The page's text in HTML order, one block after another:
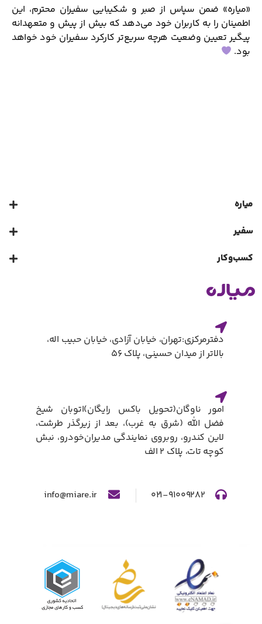
«میاره» ضمن سپاس از صبر و شکیبایی سفیران محترم، این
اطمینان را به کاربران خود می‌دهد که بیش از پیش و متعهدانه
پیگیر تعیین وضعیت هرچه سریع‌تر کارکرد سفیران خود خواهد
بود.
میاره
سفیر
کسب‌و‌کار
دفترمرکزی:تهران، خیابان آزادی، خیابان حبیب اله،
بالاتر از میدان حسینی، پلاک ۵۶
امور ناوگان(تحویل باکس رایگان)​اتوبان شیخ
فضل الله (شرق به غرب)، بعد از زیرگذر طرشت،
لاین کندرو، روبروی نمایندگی مدیران‌خودرو، نبش
کوچه تات، پلاک ۲ الف​
۰۲۱-۹۱۰۰۹۲۸۲ info@miare.ir